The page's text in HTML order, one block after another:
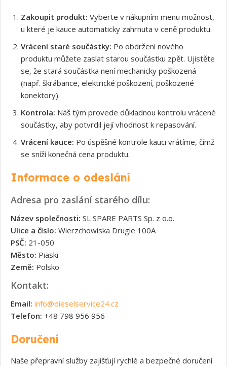
Zakoupit produkt: Vyberte v nákupním menu možnost,
u které je kauce automaticky zahrnuta v ceně produktu.
Vrácení staré součástky: Po obdržení nového
produktu můžete zaslat starou součástku zpět. Ujistěte
se, že stará součástka není mechanicky poškozená
(např. škrábance, elektrické poškození, poškozené
konektory).
Kontrola: Náš tým provede důkladnou kontrolu vrácené
součástky, aby potvrdil její vhodnost k repasování.
Vrácení kauce: Po úspěšné kontrole kauci vrátíme, čímž
se sníží konečná cena produktu.
Informace o odeslání
Adresa pro zaslání starého dílu:
Název společnosti: SL SPARE PARTS Sp. z o.o.
Ulice a číslo: Wierzchowiska Drugie 100A
PSČ: 21-050
Město: Piaski
Země: Polsko
Kontakt:
Email: info@dieselservice24.cz
Telefon: +48 798 956 956
Doručení
Naše přepravní služby zajišťují rychlé a bezpečné doručení